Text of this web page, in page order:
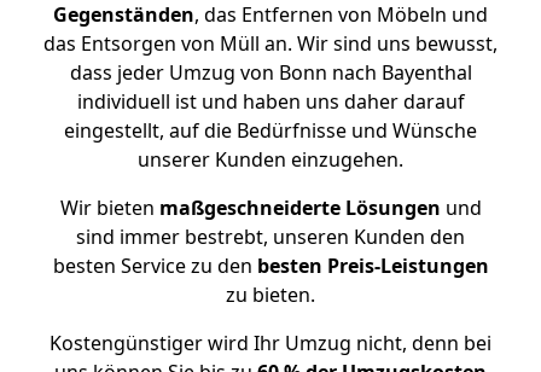
Gegenständen, das Entfernen von Möbeln und
das Entsorgen von Müll an. Wir sind uns bewusst,
dass jeder Umzug von Bonn nach Bayenthal
individuell ist und haben uns daher darauf
eingestellt, auf die Bedürfnisse und Wünsche
unserer Kunden einzugehen.
Wir bieten maßgeschneiderte Lösungen und
sind immer bestrebt, unseren Kunden den
besten Service zu den besten Preis-Leistungen
zu bieten.
Kostengünstiger wird Ihr Umzug nicht, denn bei